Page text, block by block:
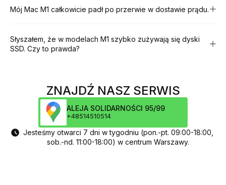
Mój Mac M1 całkowicie padł po przerwie w dostawie prądu.
Słyszałem, że w modelach M1 szybko zużywają się dyski
SSD. Czy to prawda?
ZNAJDŹ NASZ SERWIS
ALEJA SOLIDARNOŚCI 95/99
+48514510514
Jesteśmy otwarci 7 dni w tygodniu (pon.-pt. 09:00-18:00,
sob.-nd. 11:00-18:00) w centrum Warszawy.